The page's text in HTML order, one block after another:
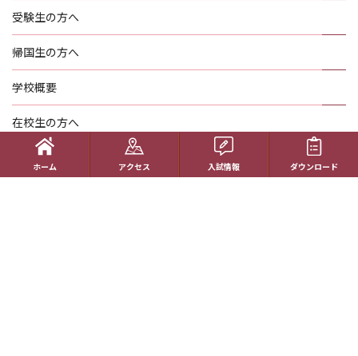
受験生の方へ
帰国生の方へ
学校概要
在校生の方へ
アクセス
ホーム アクセス 入試情報 ダウンロード